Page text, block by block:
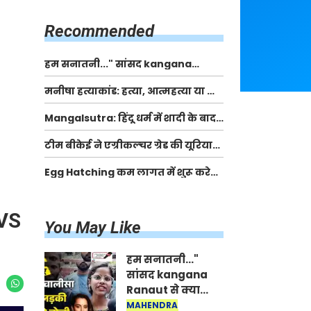
Recommended
हम सनातनी..." सांसद kangana
Ranaut से क्या बोली लड़की? Viral
Jantar-Mantar | CJP protest
मनीषा हत्याकांड: हत्या, आत्महत्या या कोई बड़ा राज?
| Full Story | Josh Haryana
Mangalsutra: हिंदू धर्म में शादी के बाद
मंगलसूत्र क्यों पहनती है महिलाएं, किसने
शुरु की ये परंपरा
टीम बीकेई ने एग्रीकल्चर ग्रेड की यूरिया
खाद गट्टों में बदलकर टेक्निकल ग्रेड में
बेचने वालों पर करवाई कार्रवाई:
Egg Hatching कम लागत में शुरू करे
You May Like
हम सनातनी..."
सांसद kangana
Ranaut से क्या
बोली लड़की? Viral
MAHENDRA